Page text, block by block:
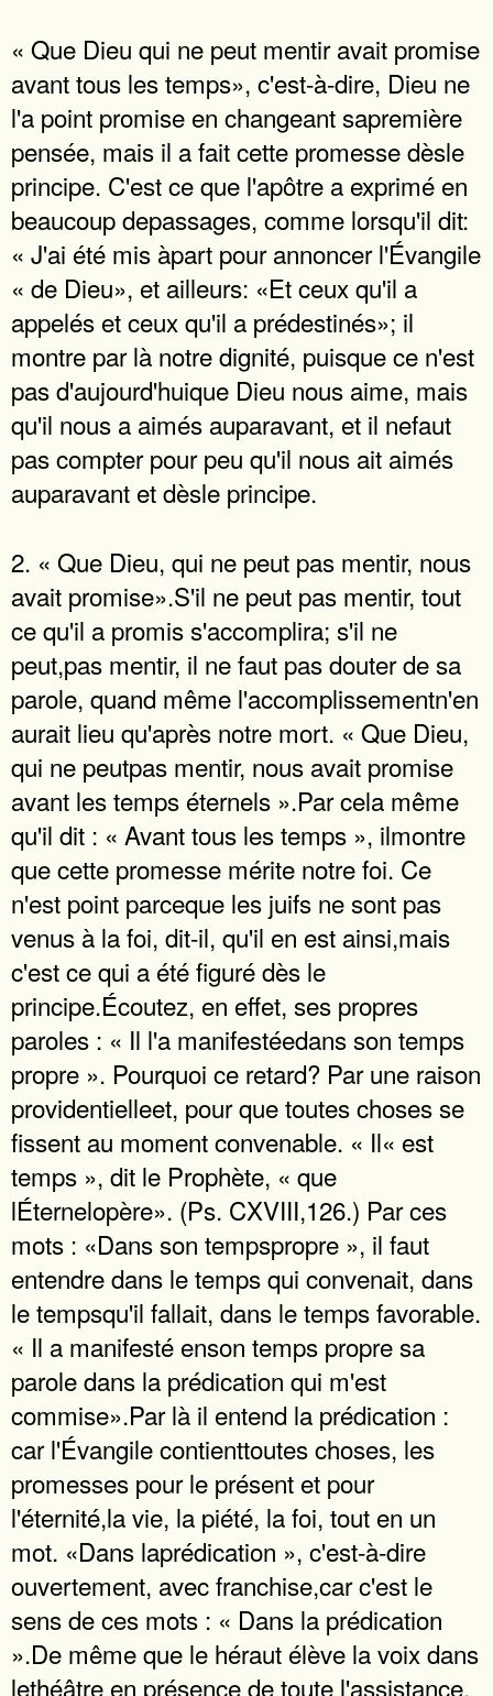
« Que Dieu qui ne peut mentir avait promise
avant tous les temps», c'est-à-dire, Dieu ne
l'a point promise en changeant sapremière
pensée, mais il a fait cette promesse dèsle
principe. C'est ce que l'apôtre a exprimé en
beaucoup depassages, comme lorsqu'il dit:
« J'ai été mis àpart pour annoncer l'Évangile
« de Dieu», et ailleurs: «Et ceux qu'il a
appelés et ceux qu'il a prédestinés»; il
montre par là notre dignité, puisque ce n'est
pas d'aujourd'huique Dieu nous aime, mais
qu'il nous a aimés auparavant, et il nefaut
pas compter pour peu qu'il nous ait aimés
auparavant et dèsle principe.
2. « Que Dieu, qui ne peut pas mentir, nous
avait promise».S'il ne peut pas mentir, tout
ce qu'il a promis s'accomplira; s'il ne
peut,pas mentir, il ne faut pas douter de sa
parole, quand même l'accomplissementn'en
aurait lieu qu'après notre mort. « Que Dieu,
qui ne peutpas mentir, nous avait promise
avant les temps éternels ».Par cela même
qu'il dit : « Avant tous les temps », ilmontre
que cette promesse mérite notre foi. Ce
n'est point parceque les juifs ne sont pas
venus à la foi, dit-il, qu'il en est ainsi,mais
c'est ce qui a été figuré dès le
principe.Écoutez, en effet, ses propres
paroles : « Il l'a manifestéedans son temps
propre ». Pourquoi ce retard? Par une raison
providentielleet, pour que toutes choses se
fissent au moment convenable. « Il« est
temps », dit le Prophète, « que
lÉternelopère». (Ps. CXVIII,126.) Par ces
mots : «Dans son tempspropre », il faut
entendre dans le temps qui convenait, dans
le tempsqu'il fallait, dans le temps favorable.
« Il a manifesté enson temps propre sa
parole dans la prédication qui m'est
commise».Par là il entend la prédication :
car l'Évangile contienttoutes choses, les
promesses pour le présent et pour
l'éternité,la vie, la piété, la foi, tout en un
mot. «Dans laprédication », c'est-à-dire
ouvertement, avec franchise,car c'est le
sens de ces mots : « Dans la prédication
».De même que le héraut élève la voix dans
lethéâtre en présence de toute l'assistance,